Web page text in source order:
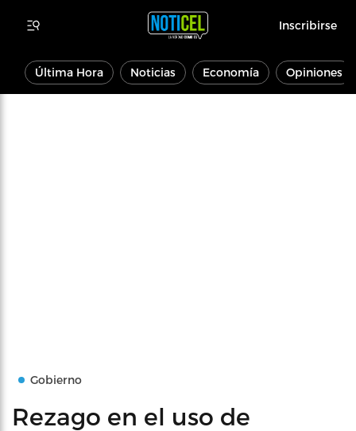
Inscribirse
Última Hora Noticias Economía Opiniones
Gobierno
Rezago en el uso de